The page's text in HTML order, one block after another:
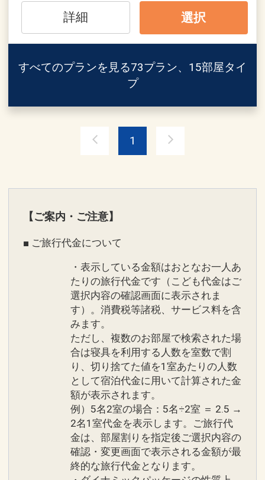
♪（おひとり様１泊につき１本）
●朝食券をランチに変更可能♪（朝食付プ
ーフ」（温泉・屋内プール・スポーツジ
円）
●３連泊以上の方は滞在中駐車場代金不
要♪（１予約につき１台まで ／ 通常１日
５００円）
●４連泊以上の方は滞在中夕食１回付
♪（要事前連絡）
※ブッフェ・和食・洋食・ＢＢＱからお
選びいただけます。（和食・洋食・ＢＢ
Ｑは定休日あり）
※事前予約要。ホテルレストラン予約Ｔ
ＥＬ．０９８－９９３－７１１３（受付
時間９：００～２０：００）
※ＢＢＱも選択可能ですが、下記条件と
ません。
※他の割引との併用はできません。
※割引適用後のご旅行代金は、カレンダ
「空室照会結果確認画面」でご確認くだ
割引がございます
ご宿泊の６０日前までにお申し込みにな
※早期申込期間を過ぎてからの変更（人
ン・氏名・人員・泊数の増減等の変更）
があった場合、早期申込割引は適用され
ません。
※他の割引との併用はできません。
※割引適用後のご旅行代金は、カレンダ
ーからお進みいただいた後表示される
「空室照会結果確認画面」でご確認くだ
ホテルポイント！
●お部屋にミネラルウォーターをご用意
♪（おひとり様１泊につき１本）
●朝食券をランチに変更可能♪（朝食付プ
ランの場合）
詳細 選択
すべてのプランを見る73プラン、15部屋タイ
プ
1
【ご案内・ご注意】
■ ご旅行代金について
・表示している金額はおとなお一人あ
たりの旅行代金です（こども代金はご
選択内容の確認画面に表示されま
す）。消費税等諸税、サービス料を含
みます。
ただし、複数のお部屋で検索された場
合は寝具を利用する人数を室数で割
り、切り捨てた値を1室あたりの人数
として宿泊代金に用いて計算された金
額が表示されます。
例）5名2室の場合：5名÷2室 ＝ 2.5 →
2名1室代金を表示します。ご旅行代
金は、部屋割りを指定後ご選択内容の
確認・変更画面で表示される金額が最
終的な旅行代金となります。